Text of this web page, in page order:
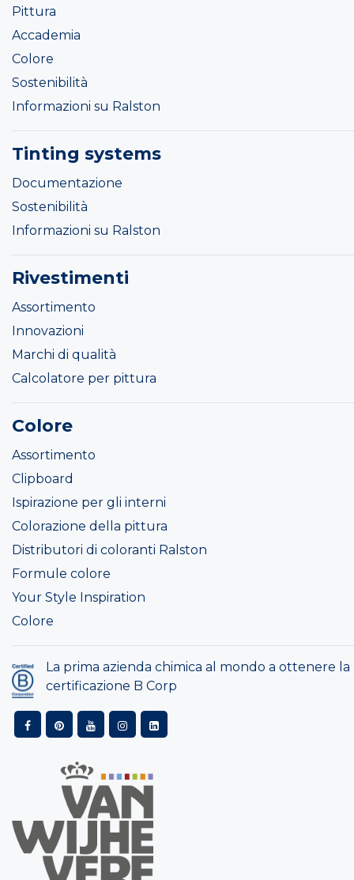
Pittura
Accademia
Colore
Sostenibilità
Informazioni su Ralston
Tinting systems
Documentazione
Sostenibilità
Informazioni su Ralston
Rivestimenti
Assortimento
Innovazioni
Marchi di qualità
Calcolatore per pittura
Colore
Assortimento
Clipboard
Ispirazione per gli interni
Colorazione della pittura
Distributori di coloranti Ralston
Formule colore
Your Style Inspiration
Colore
La prima azienda chimica al mondo a ottenere la
certificazione B Corp